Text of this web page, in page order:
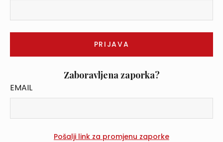
Zaboravljena zaporka?
EMAIL